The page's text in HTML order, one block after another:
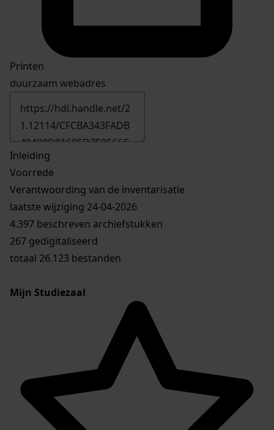
Printen
duurzaam webadres
Inleiding
Voorrede
Verantwoording van de inventarisatie
laatste wijziging 24-04-2026
4.397 beschreven archiefstukken
267 gedigitaliseerd
totaal 26.123 bestanden
Mijn Studiezaal